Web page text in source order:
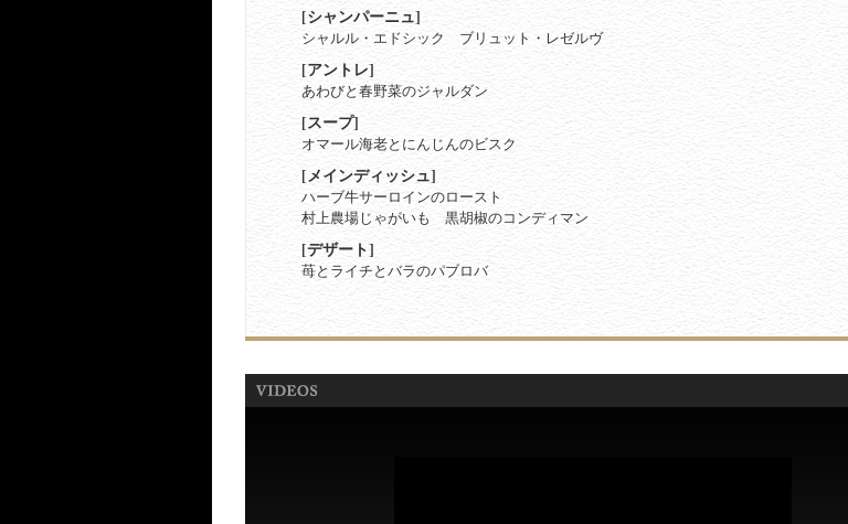
[シャンパーニュ]
シャルル・エドシック ブリュット・レゼルヴ
[アントレ]
あわびと春野菜のジャルダン
[スープ]
オマール海老とにんじんのビスク
[メインディッシュ]
ハーブ牛サーロインのロースト
村上農場じゃがいも 黒胡椒のコンディマン
[デザート]
苺とライチとバラのパブロバ